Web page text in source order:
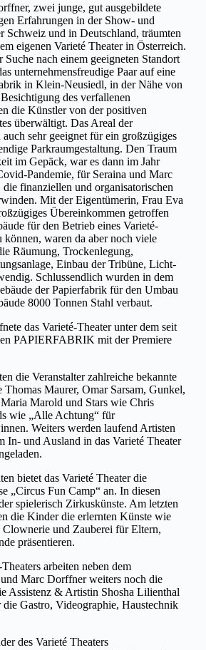
zwei junge, gut ausgebildete
Erfahrungen in der Show- und
Schweiz und in Deutschland, träumten
eigenen Varieté Theater in Österreich.
Suche nach einem geeigneten Standort
unternehmensfreudige Paar auf eine
in Klein-Neusiedl, in der Nähe von
des verfallenen
die Künstler von der positiven
überwältigt. Das Areal der
sehr geeignet für ein großzügiges
Parkraumgestaltung. Den Traum
im Gepäck, war es dann im Jahr
Pandemie, für Seraina und Marc
finanziellen und organisatorischen
Mit der Eigentümerin, Frau Eva
Übereinkommen getroffen
für den Betrieb eines Varieté-
können, waren da aber noch viele
Räumung, Trockenlegung,
Einbau der Tribüne, Licht-
Schlussendlich wurden in dem
der Papierfabrik für den Umbau
8000 Tonnen Stahl verbaut.
das Varieté-Theater unter dem seit
PAPIERFABRIK mit der Premiere
die Veranstalter zahlreiche bekannte
Maurer, Omar Sarsam, Gunkel,
Marold und Stars wie Chris
wie „Alle Achtung“ für
Weiters werden laufend Artisten
In- und Ausland in das Varieté Theater
bietet das Varieté Theater die
„Circus Fun Camp“ an. In diesen
spielerisch Zirkuskünste. Am letzten
die Kinder die erlernten Künste wie
und Zauberei für Eltern,
präsentieren.
arbeiten neben dem
Marc Dorffner weiters noch die
Assistenz & Artistin Shosha Lilienthal
Gastro, Videographie, Haustechnik
des Varieté Theaters